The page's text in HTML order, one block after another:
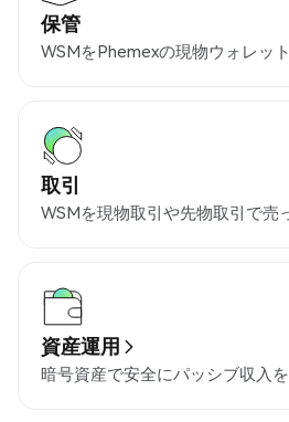
保管
WSMをPhemexの現物ウォレッ
取引
WSMを現物取引や先物取引で売
資産運用
暗号資産で安全にパッシブ収入を